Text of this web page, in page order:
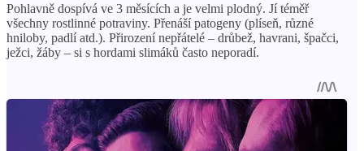
Pohlavně dospívá ve 3 měsících a je velmi plodný. Jí téměř
všechny rostlinné potraviny. Přenáší patogeny (plíseň, různé
hniloby, padlí atd.). Přirození nepřátelé – drůbež, havrani, špačci,
ježci, žáby – si s hordami slimáků často neporadí.